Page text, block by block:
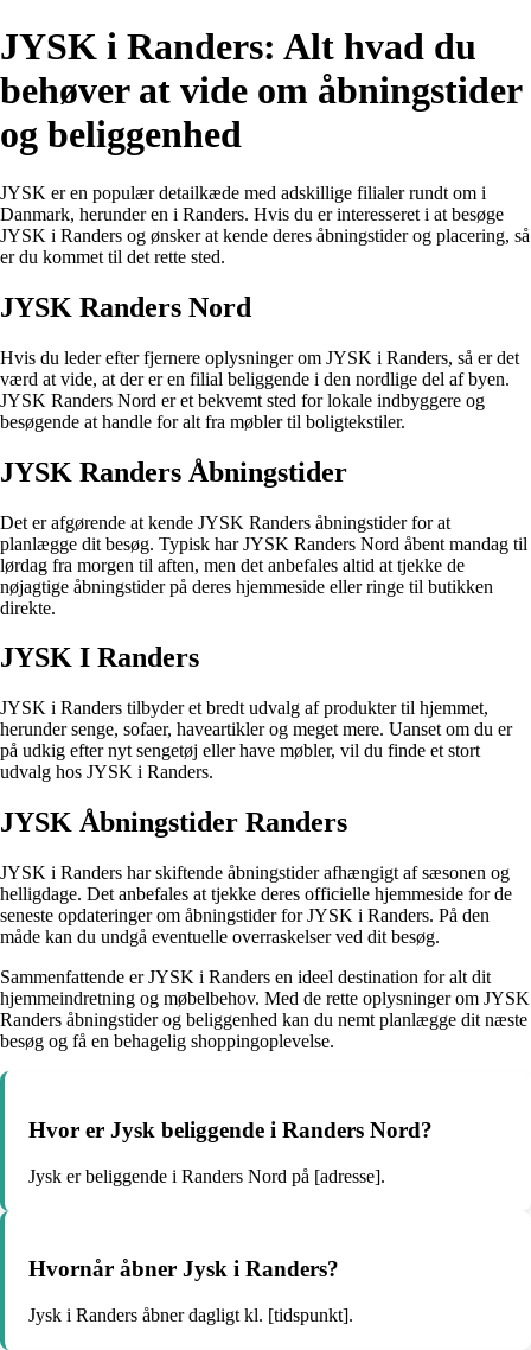
JYSK i Randers: Alt hvad du
behøver at vide om åbningstider
og beliggenhed
JYSK er en populær detailkæde med adskillige filialer rundt om i
Danmark, herunder en i Randers. Hvis du er interesseret i at besøge
JYSK i Randers og ønsker at kende deres åbningstider og placering, så
er du kommet til det rette sted.
JYSK Randers Nord
Hvis du leder efter fjernere oplysninger om JYSK i Randers, så er det
værd at vide, at der er en filial beliggende i den nordlige del af byen.
JYSK Randers Nord er et bekvemt sted for lokale indbyggere og
besøgende at handle for alt fra møbler til boligtekstiler.
JYSK Randers Åbningstider
Det er afgørende at kende JYSK Randers åbningstider for at
planlægge dit besøg. Typisk har JYSK Randers Nord åbent mandag til
lørdag fra morgen til aften, men det anbefales altid at tjekke de
nøjagtige åbningstider på deres hjemmeside eller ringe til butikken
direkte.
JYSK I Randers
JYSK i Randers tilbyder et bredt udvalg af produkter til hjemmet,
herunder senge, sofaer, haveartikler og meget mere. Uanset om du er
på udkig efter nyt sengetøj eller have møbler, vil du finde et stort
udvalg hos JYSK i Randers.
JYSK Åbningstider Randers
JYSK i Randers har skiftende åbningstider afhængigt af sæsonen og
helligdage. Det anbefales at tjekke deres officielle hjemmeside for de
seneste opdateringer om åbningstider for JYSK i Randers. På den
måde kan du undgå eventuelle overraskelser ved dit besøg.
Sammenfattende er JYSK i Randers en ideel destination for alt dit
hjemmeindretning og møbelbehov. Med de rette oplysninger om JYSK
Randers åbningstider og beliggenhed kan du nemt planlægge dit næste
besøg og få en behagelig shoppingoplevelse.
Hvor er Jysk beliggende i Randers Nord?
Jysk er beliggende i Randers Nord på [adresse].
Hvornår åbner Jysk i Randers?
Jysk i Randers åbner dagligt kl. [tidspunkt].